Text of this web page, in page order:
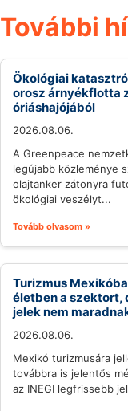
További
Ökológiai
orosz árnyékflotta
óriáshajójából
2026.08.06.
A Greenpeace
legújabb közleménye
olajtanker zátonyra
ökológiai veszélyt...
Tovább olvasom »
Turizmus
életben a szektort,
jelek nem
2026.08.06.
Mexikó turizmusára
továbbra is jelentős
az INEGI legfrissebb